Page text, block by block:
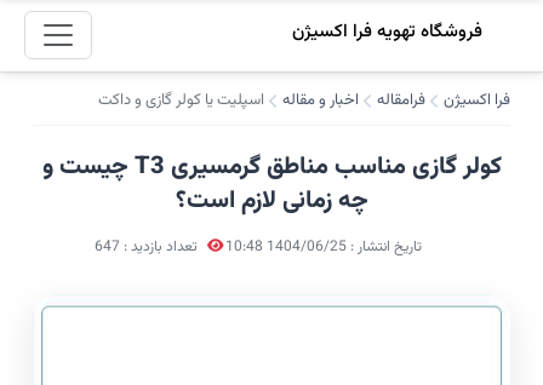
فروشگاه تهویه فرا اکسیژن
فرا اکسیژن فرامقاله اخبار و مقاله اسپلیت یا کولر گازی و داکت
کولر گازی مناسب مناطق گرمسیری T3 چیست و
چه زمانی لازم است؟
تاریخ انتشار : 1404/06/25 10:48 تعداد بازدید : 647